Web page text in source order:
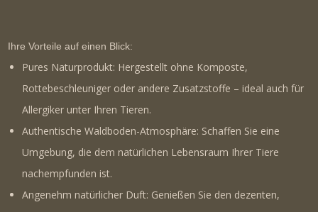
Ihre Vorteile auf einen Blick:
Pures Naturprodukt: Hergestellt ohne Komposte,
Rottebeschleuniger oder andere Zusatzstoffe – ideal auch für
Allergiker unter Ihren Tieren.
Authentische Waldboden-Atmosphäre: Schaffen Sie eine
Umgebung, die dem natürlichen Lebensraum Ihrer Tiere
nachempfunden ist.
Angenehm natürlicher Duft: Genießen Sie den dezenten,